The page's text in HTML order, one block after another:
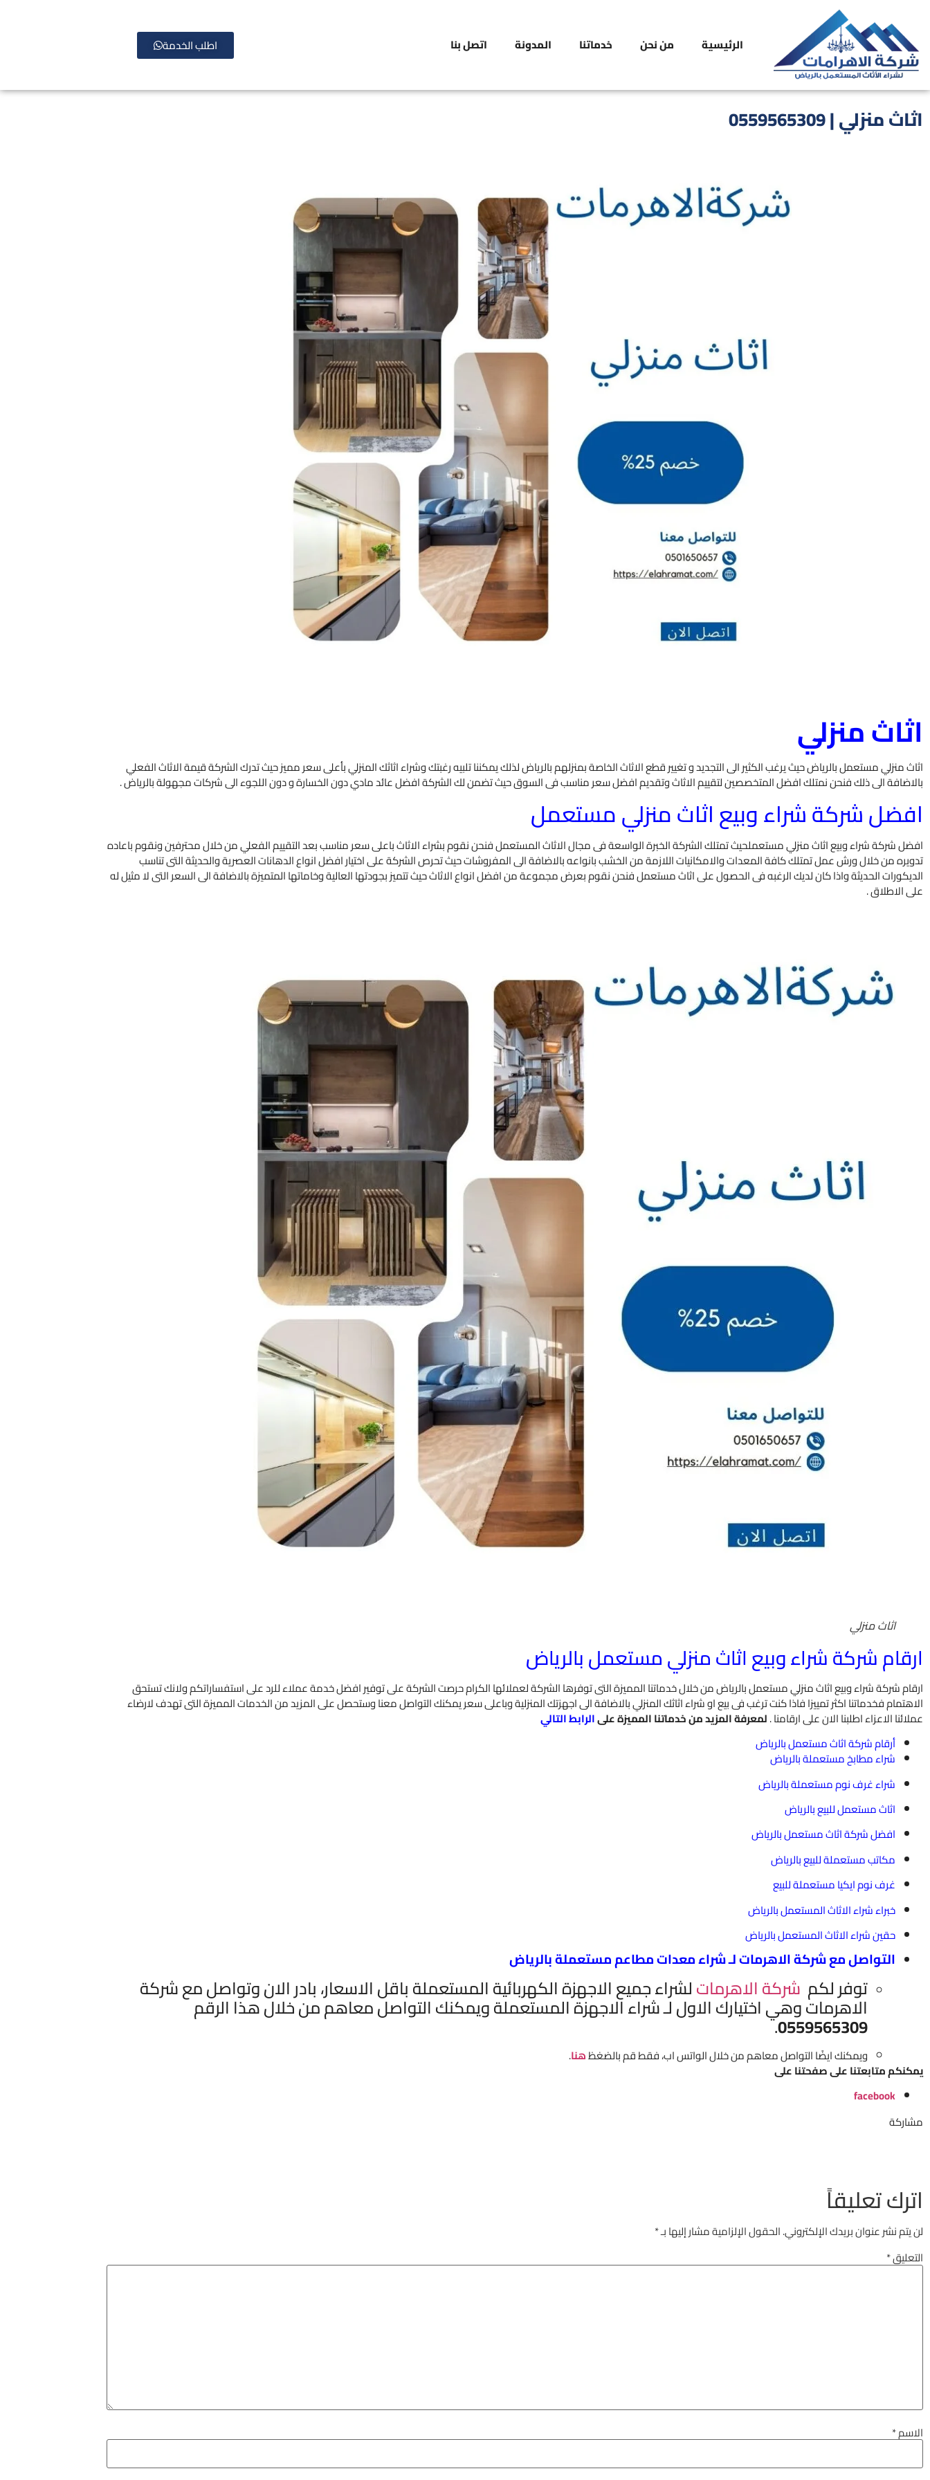
الرئيسية من نحن خدماتنا المدونة اتصل بنا اطلب الخدمة
اثاث منزلي | 0559565309
اثاث منزلي
اثاث منزلي مستعمل بالرياض حيث يرغب الكثير الى التجديد و تغيير قطع الاثاث الخاصة بمنزلهم بالرياض لذلك يمكننا تلبيه رغبتك وشراء اثاثك المنزلي بأعلى سعر مميز حيث تدرك الشركة قيمة الاثاث الفعلي
بالاضافة الى ذلك فنحن نمتلك افضل المتخصصين لتقييم الاثاث وتقديم افضل سعر مناسب فى السوق حيث تضمن لك الشركة افضل عائد مادي دون الخسارة و دون اللجوء الى شركات مجهولة بالرياض .
افضل شركة شراء وبيع اثاث منزلي مستعمل
افضل شركة شراء وبيع اثاث منزلي مستعملحيث تمتلك الشركة الخبرة الواسعة فى مجال الاثاث المستعمل فنحن نقوم بشراء الاثاث باعلى سعر مناسب بعد التقييم الفعلي من خلال محترفين ونقوم باعاده
تدويره من خلال ورش عمل تمتلك كافة المعدات والامكانيات اللازمة من الخشب بانواعه بالاضافة الى المفروشات حيث تحرص الشركة على اختيار افضل انواع الدهانات العصرية والحديثة التى تناسب
الديكورات الحديثة واذا كان لديك الرغبه فى الحصول على اثاث مستعمل فنحن نقوم بعرض مجموعة من افضل انواع الاثاث حيث تتميز بجودتها العالية وخاماتها المتميزة بالاضافة الى السعر التى لا مثيل له
على الاطلاق .
اثاث منزلي
ارقام شركة شراء وبيع اثاث منزلي مستعمل بالرياض
ارقام شركة شراء وبيع اثاث منزلي مستعمل بالرياض من خلال خدماتنا المميزة التى توفرها الشركة لعملائها الكرام حرصت الشركة على توفير افضل خدمة عملاء للرد على استفساراتكم ولانك تستحق
الاهتمام فخدماتنا اكثر تمييزا فاذا كنت ترغب فى بيع او شراء اثاثك المنزلي بالاضافة الى اجهزتك المنزلية وباعلى سعر يمكنك التواصل معنا وستحصل على المزيد من الخدمات المميزة التى تهدف لارضاء
عملائنا الاعزاء اطلبنا الان على ارقامنا .لمعرفة المزيد من خدماتنا المميزة علىالرابط التالي
أرقام شركة اثاث مستعمل بالرياض
شراء مطابخ مستعملة بالرياض
شراء غرف نوم مستعملة بالرياض
اثاث مستعمل للبيع بالرياض
افضل شركة اثاث مستعمل بالرياض
مكاتب مستعملة للبيع بالرياض
غرف نوم ايكيا مستعملة للبيع
خبراء شراء الاثاث المستعمل بالرياض
حقين شراء الاثاث المستعمل بالرياض
التواصل مع شركة الاهرمات لـ شراء معدات مطاعم مستعملة بالرياض
توفر لكم شركة الاهرماتلشراء جميع الاجهزة الكهربائية المستعملة باقل الاسعار، بادر الان وتواصل مع شركة
الاهرمات وهي اختيارك الاول لـ شراء الاجهزة المستعملة ويمكنك التواصل معاهم من خلال هذا الرقم
0559565309
.
ويمكنك ايضًا التواصل معاهم من خلال الواتس اب، فقط قم بالضغظهنا.
يمكنكم متابعتنا على صفحتنا على
facebook
مشاركة
اترك تعليقاً
لن يتم نشر عنوان بريدك الإلكتروني.الحقول الإلزامية مشار إليها بـ*
التعليق*
الاسم*